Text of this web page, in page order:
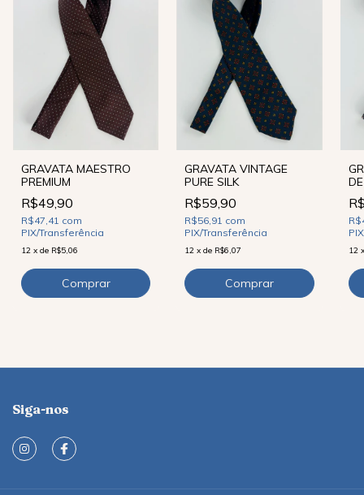
GRAVATA MAESTRO
PREMIUM
R$49,90
R$47,41 com
PIX/Transferência
12 x de R$5,06
GRAVATA VINTAGE
PURE SILK
R$59,90
R$56,91 com
PIX/Transferência
12 xde R$6,07 12
Siga-nos